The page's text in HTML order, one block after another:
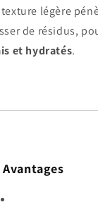
texture légère
de résidus,
et hydratés.
Avantages